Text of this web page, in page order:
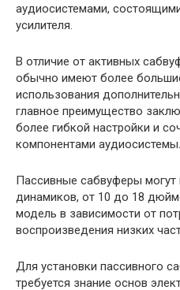
аудиосистемами,
усилителя.
В отличие от активных
обычно имеют более
использования
главное преимущество
более гибкой настройки и
компонентами аудиосистемы.
Пассивные сабвуферы
динамиков, от 10 до 18
модель в зависимости от
воспроизведения низких
Для установки пассивного
требуется знание основ